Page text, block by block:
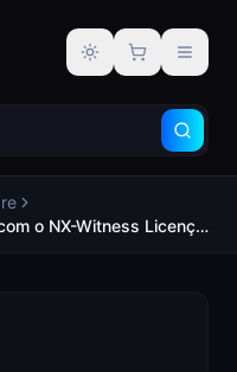
Alternar tema
o NX-Witness Licença